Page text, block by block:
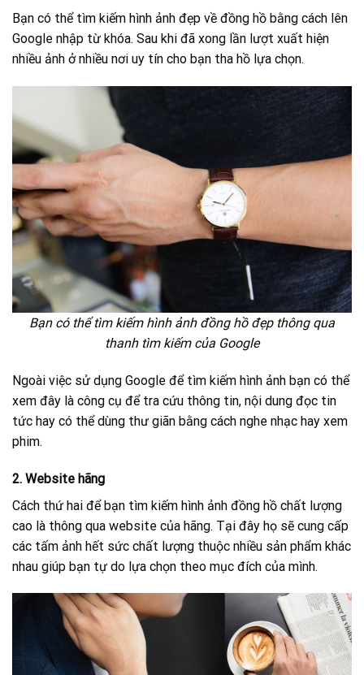
Bạn có thể tìm kiếm hình ảnh đẹp về đồng hồ bằng cách lên
Google nhập từ khóa. Sau khi đã xong lần lượt xuất hiện
nhiều ảnh ở nhiều nơi uy tín cho bạn tha hồ lựa chọn.
Bạn có thể tìm kiếm hình ảnh đồng hồ đẹp thông qua
thanh tìm kiếm của Google
Ngoài việc sử dụng Google để tìm kiếm hình ảnh bạn có thể
xem đây là công cụ để tra cứu thông tin, nội dung đọc tin
tức hay có thể dùng thư giãn bằng cách nghe nhạc hay xem
phim.
2. Website hãng
Cách thứ hai để bạn tìm kiếm hình ảnh đồng hồ chất lượng
cao là thông qua website của hãng. Tại đây họ sẽ cung cấp
các tấm ảnh hết sức chất lượng thuộc nhiều sản phẩm khác
nhau giúp bạn tự do lựa chọn theo mục đích của mình.